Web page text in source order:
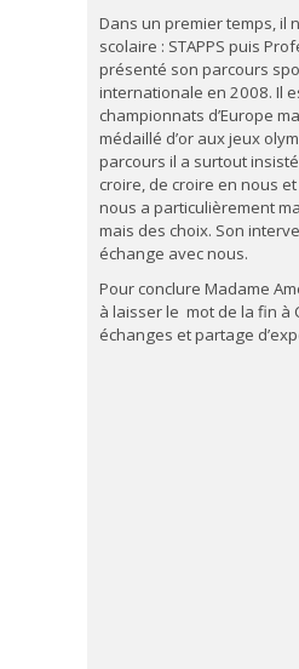
Dans un premier temps, il
scolaire : STAPPS puis
présenté son parcours
internationale en 2008. Il
championnats d’Europe
médaillé d’or aux jeux
parcours il a surtout
croire, de croire en nous
nous a particulièrement
mais des choix. Son
échange avec nous.
Pour conclure Madame
à laisser le mot de la fin à
échanges et partage